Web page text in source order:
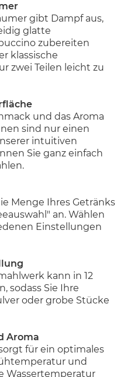
gibt Dampf aus,
glatte
zubereiten
klassische
zwei Teilen leicht zu
und das Aroma
sind nur einen
intuitiven
Sie ganz einfach
Menge Ihres Getränks
an. Wählen
Einstellungen
kann in 12
sodass Sie Ihre
oder grobe Stücke
Aroma
für ein optimales
und
Wassertemperatur